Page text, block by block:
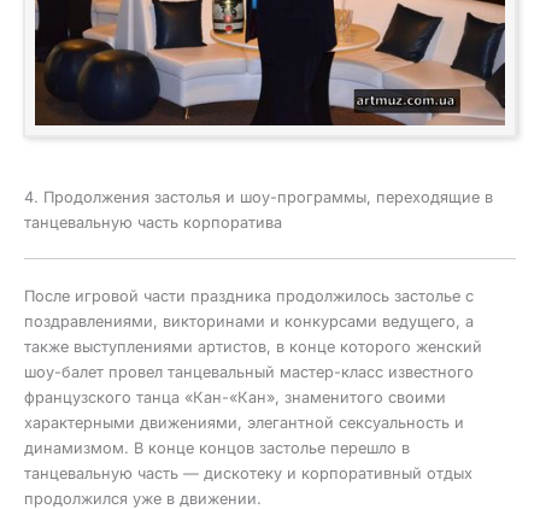
4. Продолжения застолья и шоу-программы, переходящие в
танцевальную часть корпоратива
После игровой части праздника продолжилось застолье с
поздравлениями, викторинами и конкурсами ведущего, а
также выступлениями артистов, в конце которого женский
шоу-балет провел танцевальный мастер-класс известного
французского танца «Кан-«Кан», знаменитого своими
характерными движениями, элегантной сексуальность и
динамизмом. В конце концов застолье перешло в
танцевальную часть — дискотеку и корпоративный отдых
продолжился уже в движении.